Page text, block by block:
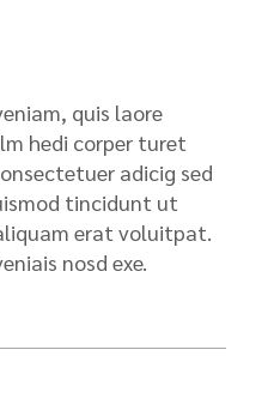
quis laore
hedi corper turet
adicig sed
tincidunt ut
erat voluitpat.
nosd exe.